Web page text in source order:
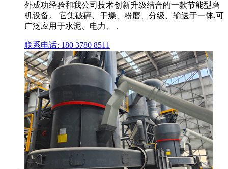
外成功经验和我公司技术创新升级结合的一款节能型磨
机设备。 它集破碎、干燥、粉磨、分级、输送于一体,可
广泛应用于水泥、电力、 .
联系电话: 180 3780 8511